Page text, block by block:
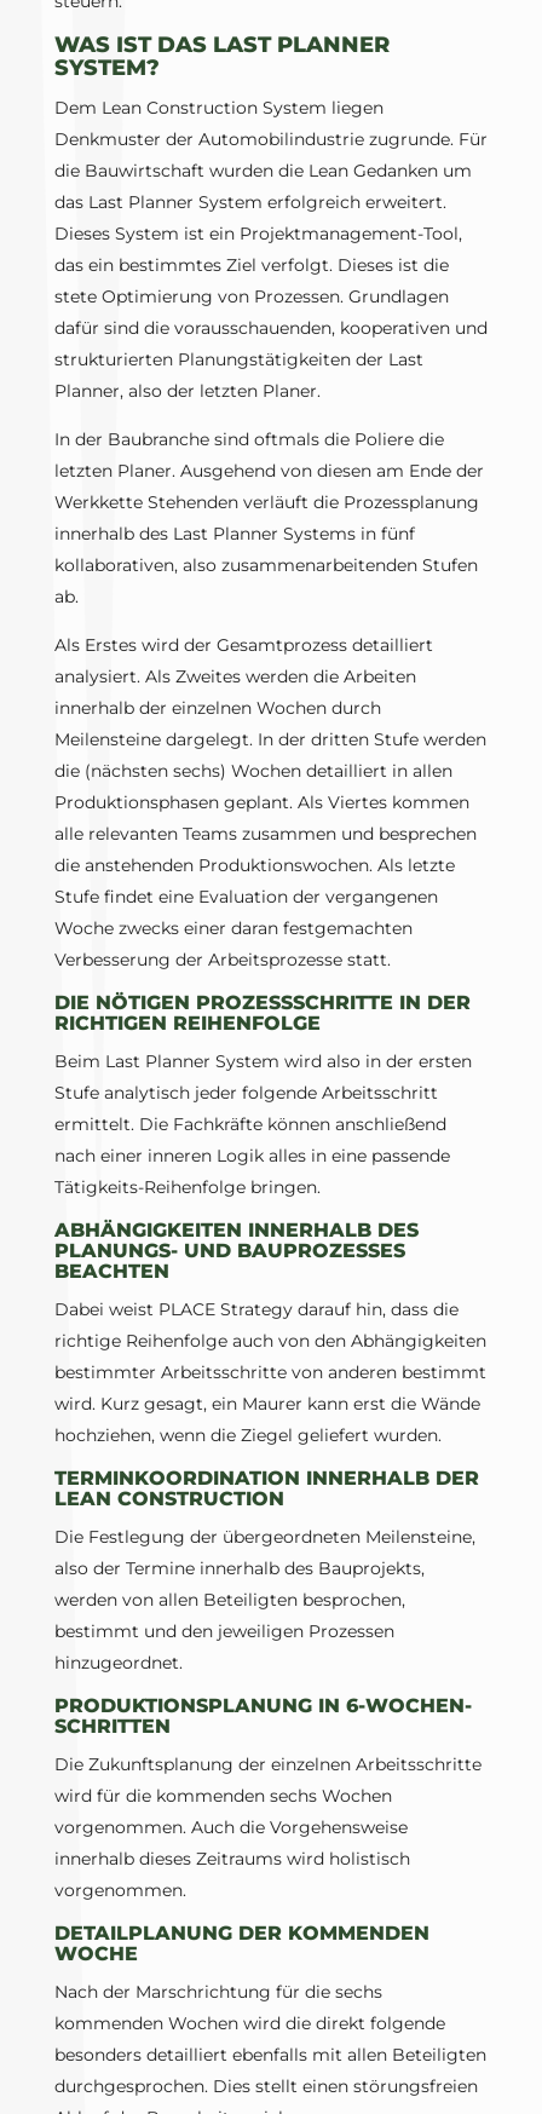
WAS IST DAS LAST PLANNER
SYSTEM?
Dem Lean Construction System liegen
Denkmuster der Automobilindustrie zugrunde. Für
die Bauwirtschaft wurden die Lean Gedanken um
das Last Planner System erfolgreich erweitert.
Dieses System ist ein Projektmanagement-Tool,
das ein bestimmtes Ziel verfolgt. Dieses ist die
stete Optimierung von Prozessen. Grundlagen
dafür sind die vorausschauenden, kooperativen und
strukturierten Planungstätigkeiten der Last
Planner, also der letzten Planer.
In der Baubranche sind oftmals die Poliere die
letzten Planer. Ausgehend von diesen am Ende der
Werkkette Stehenden verläuft die Prozessplanung
innerhalb des Last Planner Systems in fünf
kollaborativen, also zusammenarbeitenden Stufen
ab.
Als Erstes wird der Gesamtprozess detailliert
analysiert. Als Zweites werden die Arbeiten
innerhalb der einzelnen Wochen durch
Meilensteine dargelegt. In der dritten Stufe werden
die (nächsten sechs) Wochen detailliert in allen
Produktionsphasen geplant. Als Viertes kommen
alle relevanten Teams zusammen und besprechen
die anstehenden Produktionswochen. Als letzte
Stufe findet eine Evaluation der vergangenen
Woche zwecks einer daran festgemachten
Verbesserung der Arbeitsprozesse statt.
DIE NÖTIGEN PROZESSSCHRITTE IN DER
RICHTIGEN REIHENFOLGE
Beim Last Planner System wird also in der ersten
Stufe analytisch jeder folgende Arbeitsschritt
ermittelt. Die Fachkräfte können anschließend
nach einer inneren Logik alles in eine passende
Tätigkeits-Reihenfolge bringen.
ABHÄNGIGKEITEN INNERHALB DES
PLANUNGS- UND BAUPROZESSES
BEACHTEN
Dabei weist PLACE Strategy darauf hin, dass die
richtige Reihenfolge auch von den Abhängigkeiten
bestimmter Arbeitsschritte von anderen bestimmt
wird. Kurz gesagt, ein Maurer kann erst die Wände
hochziehen, wenn die Ziegel geliefert wurden.
TERMINKOORDINATION INNERHALB DER
LEAN CONSTRUCTION
Die Festlegung der übergeordneten Meilensteine,
also der Termine innerhalb des Bauprojekts,
werden von allen Beteiligten besprochen,
bestimmt und den jeweiligen Prozessen
hinzugeordnet.
PRODUKTIONSPLANUNG IN 6-WOCHEN-
SCHRITTEN
Die Zukunftsplanung der einzelnen Arbeitsschritte
wird für die kommenden sechs Wochen
vorgenommen. Auch die Vorgehensweise
innerhalb dieses Zeitraums wird holistisch
vorgenommen.
DETAILPLANUNG DER KOMMENDEN
WOCHE
Nach der Marschrichtung für die sechs
kommenden Wochen wird die direkt folgende
besonders detailliert ebenfalls mit allen Beteiligten
durchgesprochen. Dies stellt einen störungsfreien